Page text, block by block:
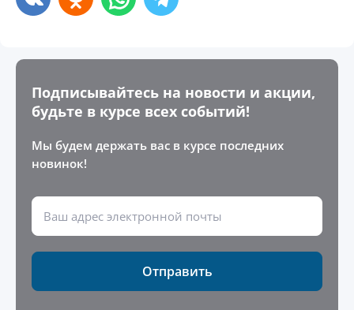
Подписывайтесь на новости и акции,
будьте в курсе всех событий!
Мы будем держать вас в курсе последних
новинок!
Отправить